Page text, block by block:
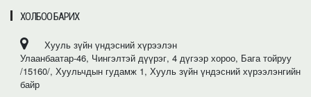
ХОЛБОО БАРИХ
Хууль зүйн үндэсний хүрээлэн
Улаанбаатар-46, Чингэлтэй дүүрэг, 4 дүгээр хороо, Бага тойруу
/15160/, Хуульчдын гудамж 1, Хууль зүйн үндэсний хүрээлэнгийн
байр